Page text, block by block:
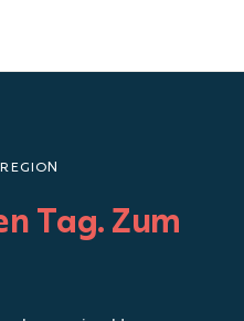
Tag. Zum